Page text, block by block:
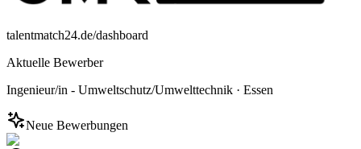
talentmatch24.de/dashboard
Aktuelle Bewerber
Ingenieur/in - Umweltschutz/Umwelttechnik · Essen
Neue Bewerbungen